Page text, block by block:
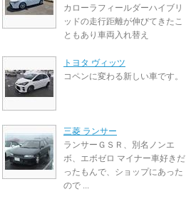
カローラフィールダーハイブリ
ッドの走行距離が伸びてきたこ
ともあり車両入れ替え
トヨタ ヴィッツ
コペンに変わる新しい車です。
三菱 ランサー
ランサーＧＳＲ、別名ノンエ
ボ、エボゼロ マイナー車好きだ
ったもんで、ショップにあった
ので ...